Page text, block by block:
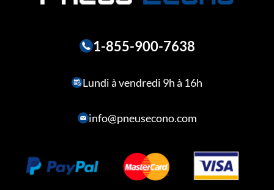
1-855-900-7638
Lundi à vendredi 9h à 16h
info@pneusecono.com